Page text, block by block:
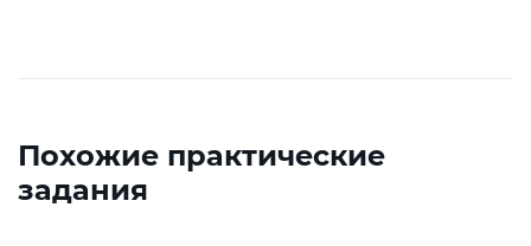
Похожие практические
задания